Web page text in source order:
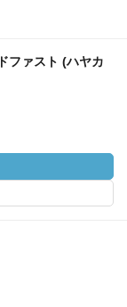
ファスト (ハヤカ